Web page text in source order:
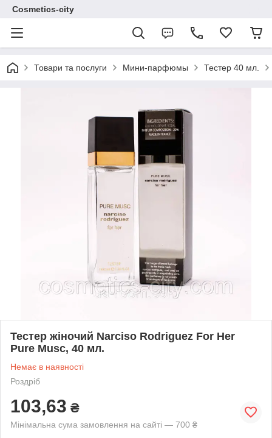
Cosmetics-city
Товари та послуги Мини-парфюмы Тестер 40 мл.
Тестер жіночий Narciso Rodriguez For Her
Pure Musc, 40 мл.
Немає в наявності
Роздріб
103,63 ₴
Мінімальна сума замовлення на сайті — 700 ₴